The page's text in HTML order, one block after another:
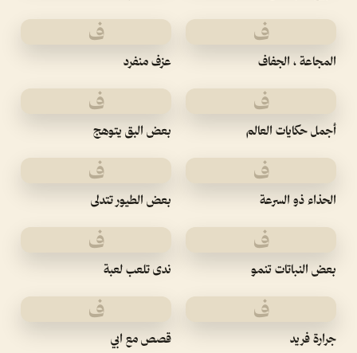
ف
المجاعة ، الجفاف
ف
عزف منفرد
ف
أجمل حكايات العالم
ف
بعض البق يتوهج
ف
الحذاء ذو السرعة
ف
بعض الطيور تتدلى
ف
بعض النباتات تنمو
ف
ندى تلعب لعبة
ف
جرارة فريد
ف
قصص مع ابي